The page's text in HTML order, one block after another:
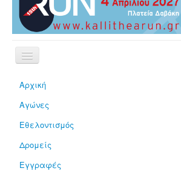
Αρχική
Αγώνες
Εθελοντισμός
Δρομείς
Εγγραφές